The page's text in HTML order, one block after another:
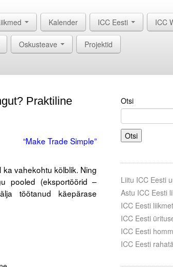
Kalender ICC Eesti ICC
Oskusteave Projektid
Praktiline
“Make Trade Simple”
vahekohtu kõlblik. Ning
pooled (eksportöörid –
töötanud käepärase
Otsi
Otsi
Liitu ICC Eesti
Astu ICC Eesti
ICC Eesti
ICC Eesti
ICC Eesti
ICC Eesti